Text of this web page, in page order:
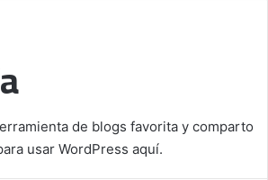
de blogs favorita y comparto
usar WordPress aquí.